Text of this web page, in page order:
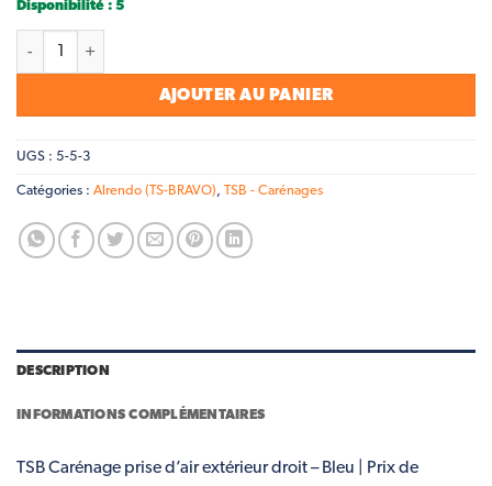
Disponibilité : 5
quantité de TSB Carénage prise d'air extérieur droit - Bleu
AJOUTER AU PANIER
UGS : 5-5-3
Catégories : Alrendo (TS-BRAVO), TSB - Carénages
DESCRIPTION
INFORMATIONS COMPLÉMENTAIRES
TSB Carénage prise d’air extérieur droit – Bleu | Prix de